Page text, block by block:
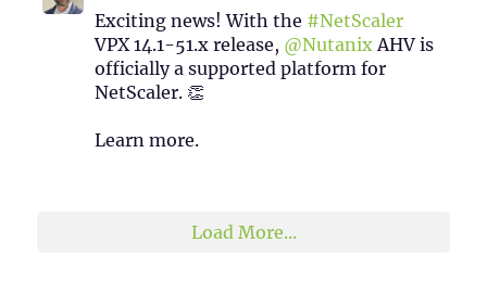
Exciting news! With the #NetScaler
VPX 14.1-51.x release, @NutanixAHV is
officially a supported platform for
NetScaler. 👏
Learn more.
Load More...